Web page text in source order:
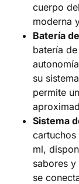
cuerpo
moderna
Batería
batería
su
permite
Sistema
cartuchos
ml,
sabores
se